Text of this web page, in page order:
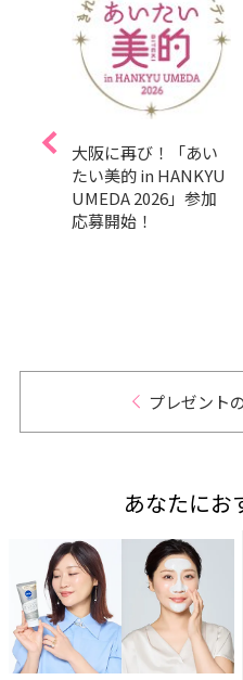
大阪に再び！「あい
たい美的 in HANKYU
UMEDA 2026」参加
応募開始！
プレゼント
あなたにお